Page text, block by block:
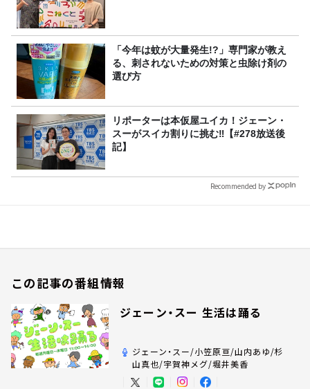
「今年は蚊が大量発生!?」専門家が教え
る、刺されないための対策と虫除け剤の
選び方
リポーターは本仮屋ユイカ！ジェーン・
スーがスイカ割りに挑む‼【#278放送後
記】
Recommended by
この記事の番組情報
ジェーン・スー 生活は踊る
ジェーン・スー/小笠原亘/山内あゆ/杉
山真也/宇賀神メグ/堀井美香